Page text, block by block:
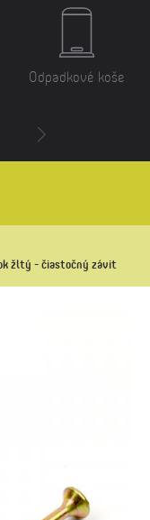
Odpadkové koše
žltý - čiastočný závit